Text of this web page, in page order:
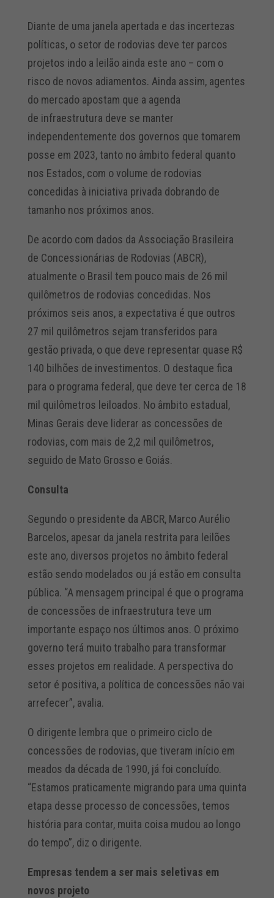
Diante de uma janela apertada e das incertezas
políticas, o setor de rodovias deve ter parcos
projetos indo a leilão ainda este ano – com o
risco de novos adiamentos. Ainda assim, agentes
do mercado apostam que a agenda
de infraestrutura deve se manter
independentemente dos governos que tomarem
posse em 2023, tanto no âmbito federal quanto
nos Estados, com o volume de rodovias
concedidas à iniciativa privada dobrando de
tamanho nos próximos anos.
De acordo com dados da Associação Brasileira
de Concessionárias de Rodovias (ABCR),
atualmente o Brasil tem pouco mais de 26 mil
quilômetros de rodovias concedidas. Nos
próximos seis anos, a expectativa é que outros
27 mil quilômetros sejam transferidos para
gestão privada, o que deve representar quase R$
140 bilhões de investimentos. O destaque fica
para o programa federal, que deve ter cerca de 18
mil quilômetros leiloados. No âmbito estadual,
Minas Gerais deve liderar as concessões de
rodovias, com mais de 2,2 mil quilômetros,
seguido de Mato Grosso e Goiás.
Consulta
Segundo o presidente da ABCR, Marco Aurélio
Barcelos, apesar da janela restrita para leilões
este ano, diversos projetos no âmbito federal
estão sendo modelados ou já estão em consulta
pública. “A mensagem principal é que o programa
de concessões de infraestrutura teve um
importante espaço nos últimos anos. O próximo
governo terá muito trabalho para transformar
esses projetos em realidade. A perspectiva do
setor é positiva, a política de concessões não vai
arrefecer”, avalia.
O dirigente lembra que o primeiro ciclo de
concessões de rodovias, que tiveram início em
meados da década de 1990, já foi concluído.
“Estamos praticamente migrando para uma quinta
etapa desse processo de concessões, temos
história para contar, muita coisa mudou ao longo
do tempo”, diz o dirigente.
Empresas tendem a ser mais seletivas em
novos projeto